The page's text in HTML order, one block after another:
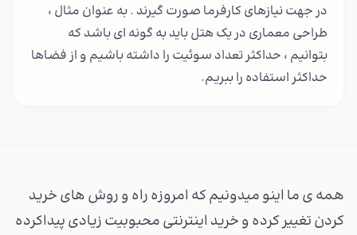
در جهت نیازهای کارفرما صورت گیرند . به عنوان مثال ،
طراحی معماری در یک هتل باید به گونه ای باشد که
بتوانیم ، حداکثر تعداد سوئیت را داشته باشیم و از فضاها
حداکثر استفاده را ببریم.
همه ی ما اینو میدونیم که امروزه راه و روش های خرید
کردن تغییر کرده و خرید اینترنتی محبوبیت زیادی پیداکرده